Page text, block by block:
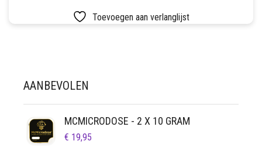
Toevoegen aan verlanglijst
AANBEVOLEN
MCMICRODOSE - 2 X 10 GRAM
€ 19,95